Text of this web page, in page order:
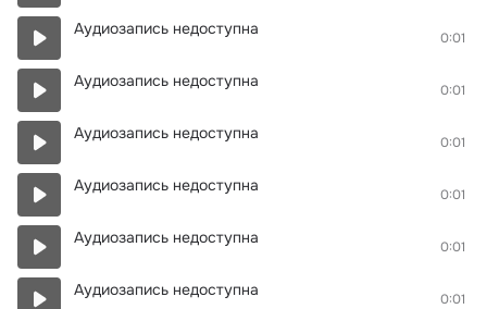
Аудиозапись недоступна 0:01
Аудиозапись недоступна 0:01
Аудиозапись недоступна 0:01
Аудиозапись недоступна 0:01
Аудиозапись недоступна 0:01
Аудиозапись недоступна 0:01